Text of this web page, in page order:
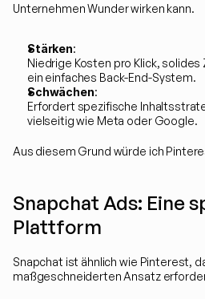
Unternehmen Wunder wirken kann.
Stärken:
Niedrige Kosten pro Klick,
ein einfaches Back-End-System.
Schwächen:
Erfordert spezifische
vielseitig wie Meta oder Google.
Aus diesem Grund würde ich
Snapchat Ads: Eine
Plattform
Snapchat ist ähnlich wie Pinterest,
maßgeschneiderten Ansatz